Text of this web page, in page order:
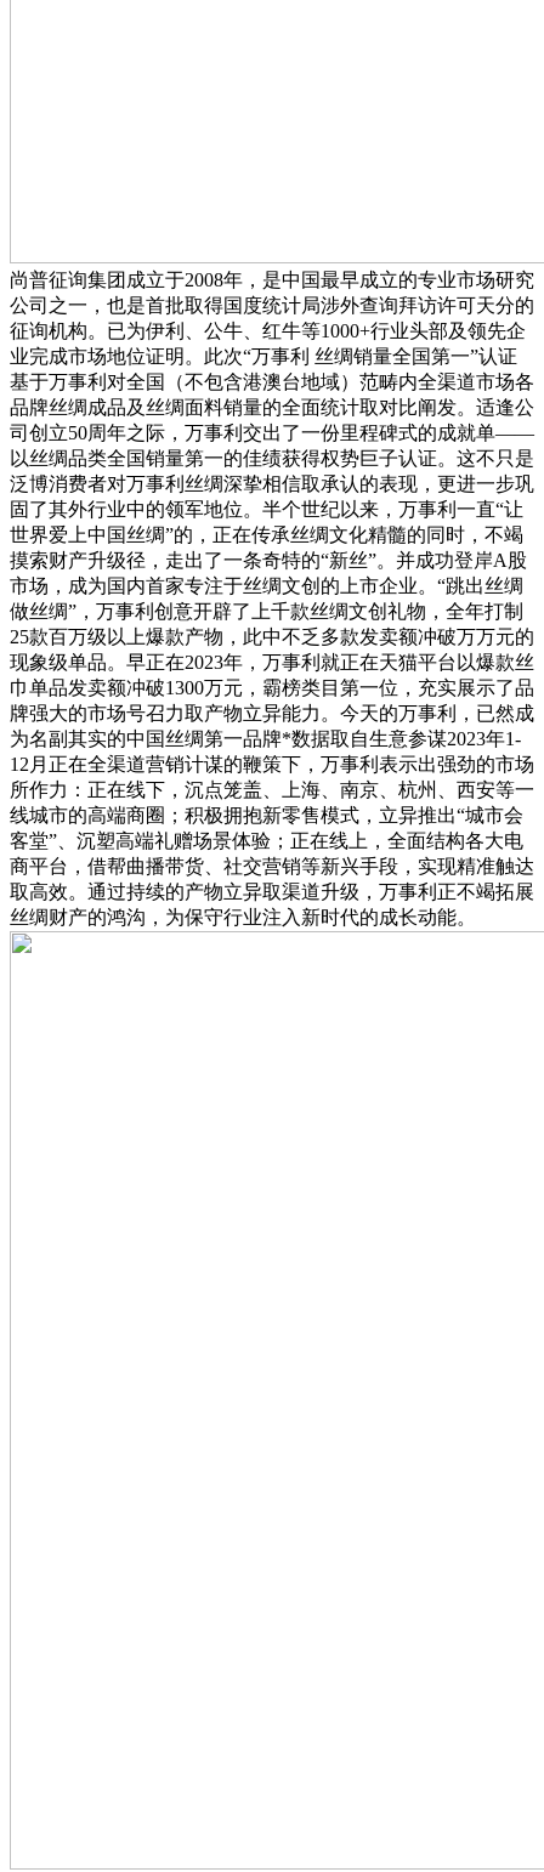
尚普征询集团成立于2008年，是中国最早成立的专业市场研究
公司之一，也是首批取得国度统计局涉外查询拜访许可天分的
征询机构。已为伊利、公牛、红牛等1000+行业头部及领先企
业完成市场地位证明。此次“万事利 丝绸销量全国第一”认证
基于万事利对全国（不包含港澳台地域）范畴内全渠道市场各
品牌丝绸成品及丝绸面料销量的全面统计取对比阐发。适逢公
司创立50周年之际，万事利交出了一份里程碑式的成就单——
以丝绸品类全国销量第一的佳绩获得权势巨子认证。这不只是
泛博消费者对万事利丝绸深挚相信取承认的表现，更进一步巩
固了其外行业中的领军地位。半个世纪以来，万事利一直“让
世界爱上中国丝绸”的，正在传承丝绸文化精髓的同时，不竭
摸索财产升级径，走出了一条奇特的“新丝”。并成功登岸A股
市场，成为国内首家专注于丝绸文创的上市企业。“跳出丝绸
做丝绸”，万事利创意开辟了上千款丝绸文创礼物，全年打制
25款百万级以上爆款产物，此中不乏多款发卖额冲破万万元的
现象级单品。早正在2023年，万事利就正在天猫平台以爆款丝
巾单品发卖额冲破1300万元，霸榜类目第一位，充实展示了品
牌强大的市场号召力取产物立异能力。今天的万事利，已然成
为名副其实的中国丝绸第一品牌*数据取自生意参谋2023年1-
12月正在全渠道营销计谋的鞭策下，万事利表示出强劲的市场
所作力：正在线下，沉点笼盖、上海、南京、杭州、西安等一
线城市的高端商圈；积极拥抱新零售模式，立异推出“城市会
客堂”、沉塑高端礼赠场景体验；正在线上，全面结构各大电
商平台，借帮曲播带货、社交营销等新兴手段，实现精准触达
取高效。通过持续的产物立异取渠道升级，万事利正不竭拓展
丝绸财产的鸿沟，为保守行业注入新时代的成长动能。